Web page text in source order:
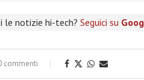
le notizie hi-tech? Seguici su
commenti